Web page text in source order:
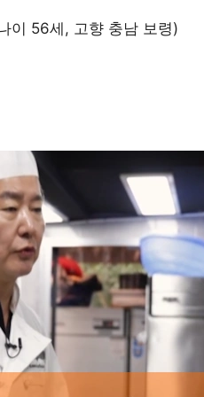
이 56세, 고향 충남 보령)